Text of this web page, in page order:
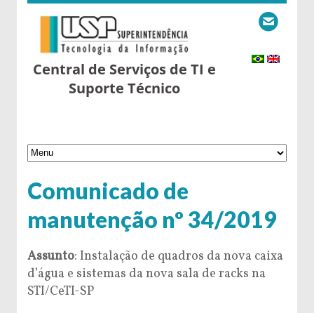
Central de Serviços de TI e
Suporte Técnico
Comunicado de
manutenção nº 34/2019
Assunto: Instalação de quadros da nova caixa
d’água e sistemas da nova sala de racks na
STI/CeTI-SP